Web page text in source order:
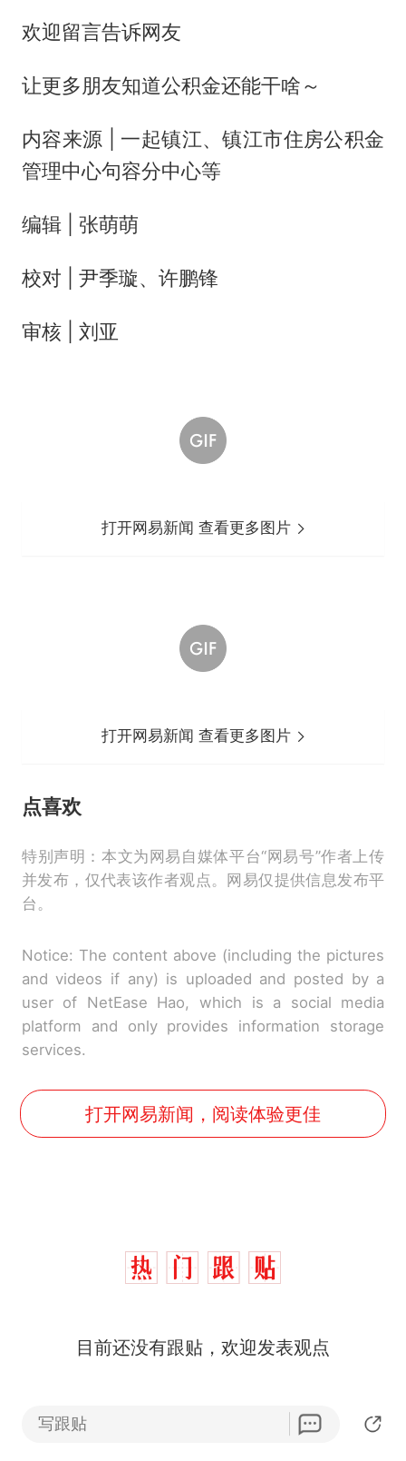
欢迎留言告诉网友
让更多朋友知道公积金还能干啥～
内容来源 | 一起镇江、镇江市住房公积金
管理中心句容分中心等
编辑 | 张萌萌
校对 | 尹季璇、许鹏锋
审核 | 刘亚
打开网易新闻 查看更多图片
打开网易新闻 查看更多图片
点喜欢
特别声明：本文为网易自媒体平台“网易号”作者上传
并发布，仅代表该作者观点。网易仅提供信息发布平
台。
Notice: The content above (including the pictures
and videos if any) is uploaded and posted by a
user of NetEase Hao, which is a social media
platform and only provides information storage
services.
打开网易新闻，阅读体验更佳
目前还没有跟贴，欢迎发表观点
热
制裁瓜子饺子，美国怕什
号，仅凭视频评出？中国烹饪
美国渔民钓获鲨鱼徒手将其拽
写跟贴